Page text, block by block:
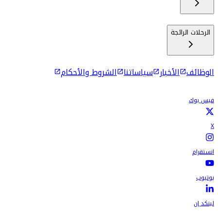
الرحلات الرائجة
الوظائف الأخبار سياساتنا الشروط والأحكام
فيس بوك
X
انستقرام
يوتيوب
لينكد إن